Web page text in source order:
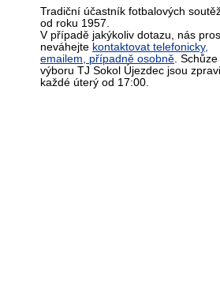
Tradiční účastník fotbalových
od roku 1957.
V případě jakýkoliv dotazu, nás
neváhejte kontaktovat telefonicky,
emailem, případně osobně. Schůze
výboru TJ Sokol Újezdec jsou
každé úterý od 17:00.